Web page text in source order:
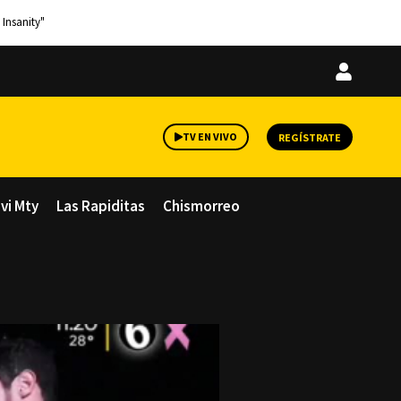
Iniciar
TV EN VIVO REGÍSTRATE
Mty Las Rapiditas Chismorreo